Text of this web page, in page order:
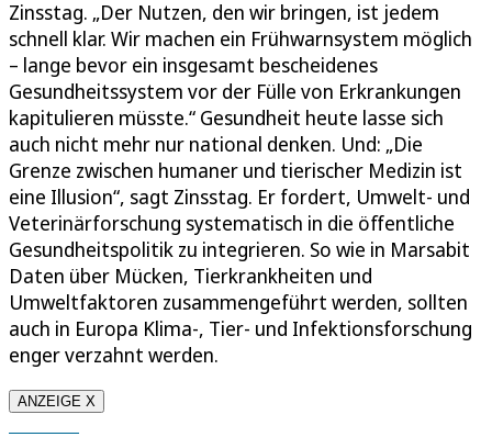
Zinsstag. „Der Nutzen, den wir bringen, ist jedem
schnell klar. Wir machen ein Frühwarnsystem möglich
– lange bevor ein insgesamt bescheidenes
Gesundheitssystem vor der Fülle von Erkrankungen
kapitulieren müsste.“ Gesundheit heute lasse sich
auch nicht mehr nur national denken. Und: „Die
Grenze zwischen humaner und tierischer Medizin ist
eine Illusion“, sagt Zinsstag. Er fordert, Umwelt- und
Veterinärforschung systematisch in die öffentliche
Gesundheitspolitik zu integrieren. So wie in Marsabit
Daten über Mücken, Tierkrankheiten und
Umweltfaktoren zusammengeführt werden, sollten
auch in Europa Klima-, Tier- und Infektionsforschung
enger verzahnt werden.
ANZEIGE X